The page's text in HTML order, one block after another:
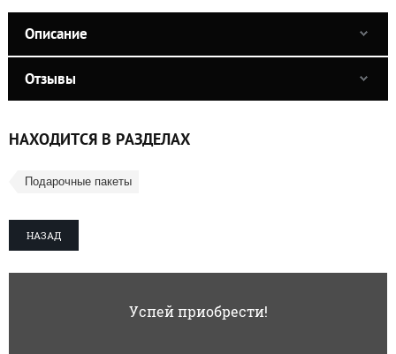
Описание
Отзывы
НАХОДИТСЯ В РАЗДЕЛАХ
Подарочные пакеты
НАЗАД
Успей приобрести!